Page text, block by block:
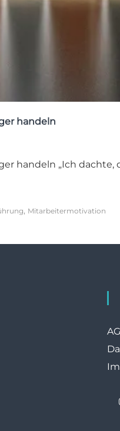
handeln
handeln „Ich dachte,
, Mitarbeitermotivation